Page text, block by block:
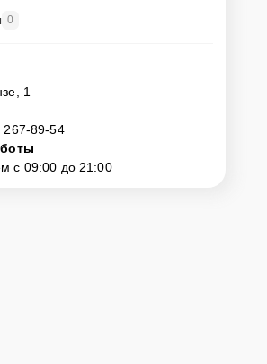
в сервисный
привезти устройство на
Для этого нужно позвонить по телефону
заявку, согласовать удобное время и
г. Омск, ул. Фрунзе, 1.
0
1
267-89-54
с 09:00 до 21:00